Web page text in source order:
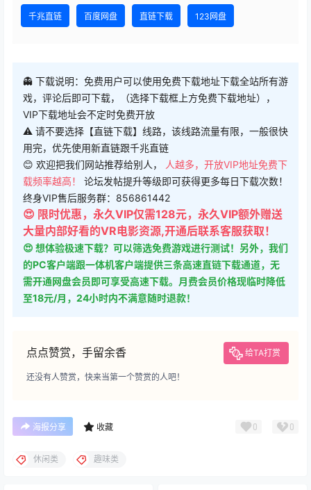
千兆直链 百度网盘 直链下载 123网盘
👻 下载说明：免费用户可以使用免费下载地址下载全站所有游
戏，评论后即可下载，（选择下载框上方免费下载地址），
VIP下载地址会不定时免费开放
⚠ 请不要选择【直链下载】线路，该线路流量有限，一般很快
用完，优先使用新直链跟千兆直链
😊 欢迎把我们网站推荐给别人，
人越多，开放VIP地址免费下
载频率越高！ 论坛发帖提升等级即可获得更多每日下载次数！
终身VIP售后服务群：856861442
😍 限时优惠，永久VIP仅需128元，永久VIP额外赠送
大量内部好看的VR电影资源,开通后联系客服获取！
😍 想体验极速下载？可以筛选免费游戏进行测试！另外，我们
的PC客户端跟一体机客户端提供三条高速直链下载通道，无
需开通网盘会员即可享受高速下载。月费会员价格现临时降低
至18元/月，24小时内不满意随时退款！
点点赞赏，手留余香 给TA打赏
还没有人赞赏，快来当第一个赞赏的人吧！
海报分享 收藏 0 0
休闲类 趣味类